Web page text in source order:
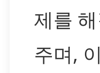
제를
주며,